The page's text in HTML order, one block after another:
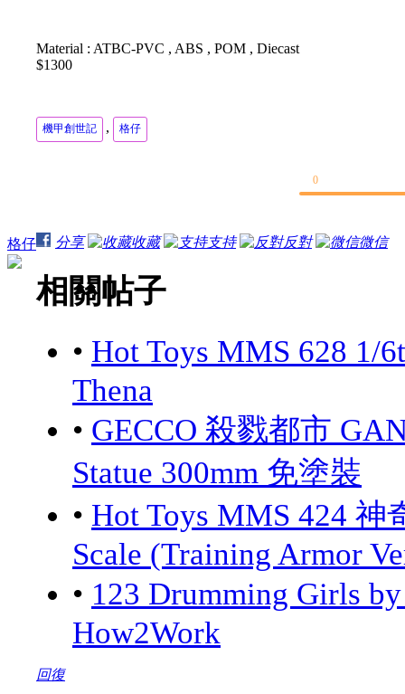
格仔
Material : ATBC-PVC , ABS , POM , Diecast
$1300
機甲創世記 , 格仔
0
分享 收藏 支持 反對 微信
相關帖子
• Hot Toys MMS 628 1/
Thena
• GECCO 殺戮都市
Statue 300mm 免塗裝
• Hot Toys MMS 424 神
Scale (Training Armor
• 123 Drumming Girls
How2Work
回復